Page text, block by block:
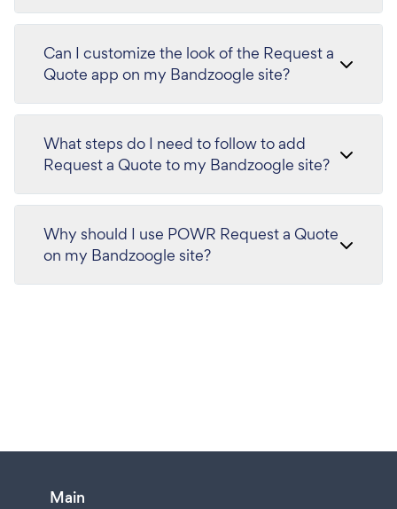
Can I customize the look of the Request a
Quote app on my Bandzoogle site?
What steps do I need to follow to add
Request a Quote to my Bandzoogle site?
Why should I use POWR Request a Quote
on my Bandzoogle site?
Main